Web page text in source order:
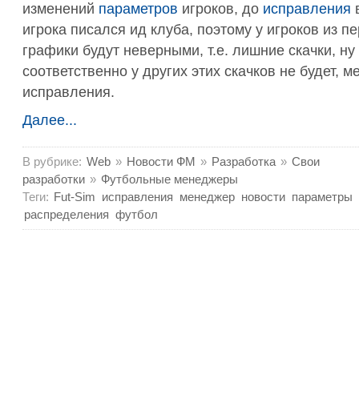
изменений параметров игроков, до исправления
игрока писался ид клуба, поэтому у игроков из
графики будут неверными, т.е. лишние скачки, ну
соответственно у других этих скачков не будет,
исправления.
Далее...
В рубрике: Web » Новости ФМ » Разработка » Свои
разработки » Футбольные менеджеры
Теги: Fut-Sim исправления менеджер новости параметры
распределения футбол